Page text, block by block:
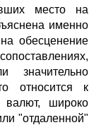
место на
именно
обесценение
относится к
валют, широко
"отдаленной"